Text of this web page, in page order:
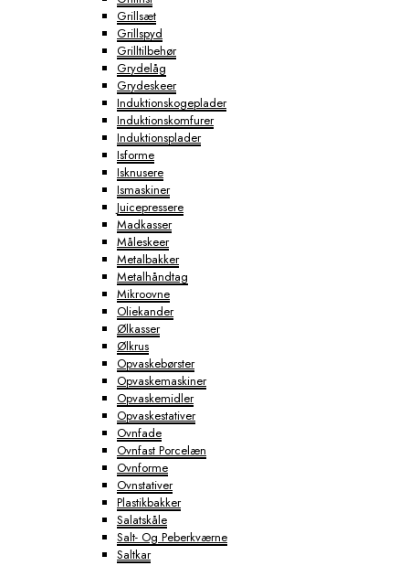
Grillsæt
Grillspyd
Grilltilbehør
Grydelåg
Grydeskeer
Induktionskogeplader
Induktionskomfurer
Induktionsplader
Isforme
Isknusere
Ismaskiner
Juicepressere
Madkasser
Måleskeer
Metalbakker
Metalhåndtag
Mikroovne
Oliekander
Ølkasser
Ølkrus
Opvaskebørster
Opvaskemaskiner
Opvaskemidler
Opvaskestativer
Ovnfade
Ovnfast Porcelæn
Ovnforme
Ovnstativer
Plastikbakker
Salatskåle
Salt- Og Peberkværne
Saltkar